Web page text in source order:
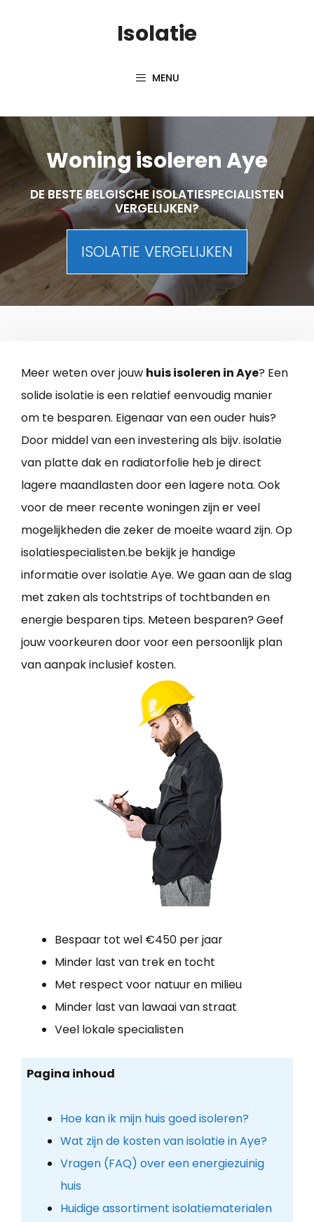
Isolatie
MENU
Woning isoleren Aye
DE BESTE BELGISCHE ISOLATIESPECIALISTEN
VERGELIJKEN?
ISOLATIE VERGELIJKEN
Meer weten over jouw huis isoleren in Aye? Een
solide isolatie is een relatief eenvoudig manier
om te besparen. Eigenaar van een ouder huis?
Door middel van een investering als bijv. isolatie
van platte dak en radiatorfolie heb je direct
lagere maandlasten door een lagere nota. Ook
voor de meer recente woningen zijn er veel
mogelijkheden die zeker de moeite waard zijn. Op
isolatiespecialisten.be bekijk je handige
informatie over isolatie Aye. We gaan aan de slag
met zaken als tochtstrips of tochtbanden en
energie besparen tips. Meteen besparen? Geef
jouw voorkeuren door voor een persoonlijk plan
van aanpak inclusief kosten.
Bespaar tot wel €450 per jaar
Minder last van trek en tocht
Met respect voor natuur en milieu
Minder last van lawaai van straat
Veel lokale specialisten
Pagina inhoud
Hoe kan ik mijn huis goed isoleren?
Wat zijn de kosten van isolatie in Aye?
Vragen (FAQ) over een energiezuinig
huis
Huidige assortiment isolatiematerialen